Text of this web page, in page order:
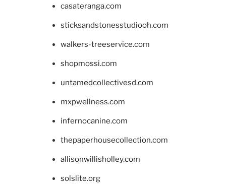
casateranga.com
sticksandstonesstudiooh.com
walkers-treeservice.com
shopmossi.com
untamedcollectivesd.com
mxpwellness.com
infernocanine.com
thepaperhousecollection.com
allisonwillisholley.com
solslite.org